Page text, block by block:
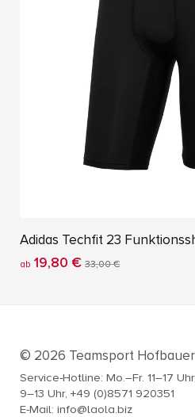
Adidas Techfit 23
ab 19,80 € 33,00 €
© 2026 Teamsport Hofbauer
Service-Hotline: Mo.–Fr. 11–17
9–13 Uhr, +49 (0)8571 920351
E-Mail: info@laola.biz